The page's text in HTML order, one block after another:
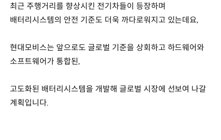
최근 주행거리를 향상시킨 전기차들이 등장하며
배터리시스템의 안전 기준도 더욱 까다로워지고 있는데요,
현대모비스는 앞으로도 글로벌 기준을 상회하고 하드웨어와
소프트웨어가 통합된,
고도화된 배터리시스템을 개발해 글로벌 시장에 선보여 나갈
계획입니다.